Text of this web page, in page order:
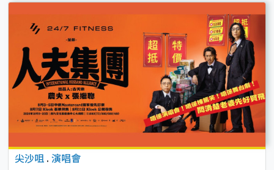
尖沙咀 . 演唱會